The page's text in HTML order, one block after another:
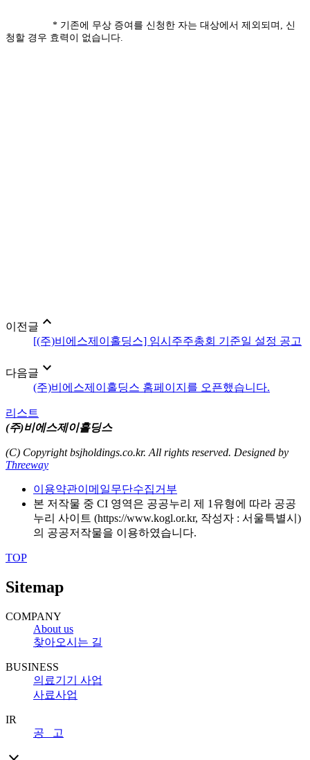
* 기존에 무상 증여를 신청한 자는 대상에서 제외되며, 신
청할 경우 효력이 없습니다.
이전글 expand_less
[(주)비에스제이홀딩스] 임시주주총회 기준일 설정 공고
다음글 expand_more
(주)비에스제이홀딩스 홈페이지를 오픈했습니다.
리스트
(주)비에스제이홀딩스
(C) Copyright bsjholdings.co.kr. All rights reserved. Designed by
Threeway
이용약관이메일무단수집거부
본 저작물 중 CI 영역은 공공누리 제 1유형에 따라 공공
누리 사이트 (https://www.kogl.or.kr, 작성자 : 서울특별시)
의 공공저작물을 이용하였습니다.
TOP
Sitemap
COMPANY
About us
찾아오시는 길
BUSINESS
의료기기 사업
사료사업
IR
공 고